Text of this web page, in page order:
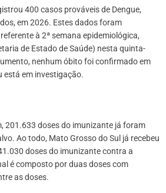
400 casos prováveis de Dengue,
em 2026. Estes dados foram
à 2ª semana epidemiológica,
de Estado de Saúde) nesta quinta-
nenhum óbito foi confirmado em
está em investigação.
201.633 doses do imunizante já foram
Ao todo, Mato Grosso do Sul já recebeu
doses do imunizante contra a
é composto por duas doses com
as doses.